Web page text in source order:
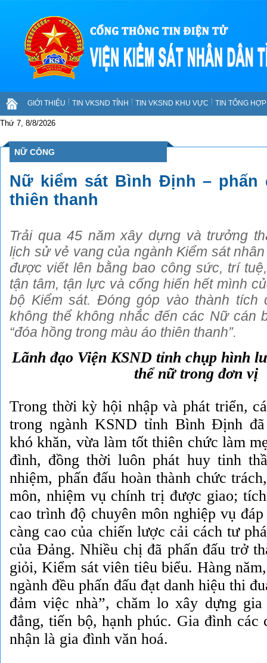
GIỚI THIỆU TIN VKSND TỈNH TIN VKSND KHU VỰC TIN TỔNG
Thứ 7, 8/8/2026
NỮ CÔNG
Nữ kiểm sát Bình Định – phấn
thiên thanh
Trải qua 45 năm xây dựng và trưởng
lịch sử vẻ vang của ngành Kiểm sát
được viết lên bằng bao công sức, trí
tận tâm, tận lực và cống hiến hết mình
bộ Kiểm sát. Đóng góp vào thành tích
không thể không nhắc đến các Nữ cán
“đóa hồng trong màu áo thiên thanh”.
Lãnh đạo Viện KSND tỉnh chụp hình
thể nữ trong đơn vị
Trong thời kỳ hội nhập và phát triển, c
trong ngành KSND tỉnh Bình Định
khó khăn, vừa làm tốt thiên chức làm
đình, đồng thời luôn phát huy tinh
nhiệm, phấn đấu hoàn thành chức
môn, nhiệm vụ chính trị được giao;
cao trình độ chuyên môn nghiệp vụ
càng cao của chiến lược cải cách tư
của Đảng. Nhiều chị đã phấn đấu trở
giỏi, Kiểm sát viên tiêu biểu. Hàng
ngành đều phấn đấu đạt danh hiệu thi
đảm việc nhà”, chăm lo xây dựng
đẳng, tiến bộ, hạnh phúc. Gia đình các
nhận là gia đình văn hoá.